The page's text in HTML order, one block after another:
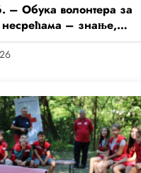
Обука волонтера за
– знање,
и хуманост као темељ